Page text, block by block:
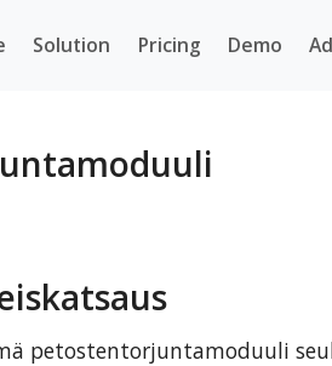
Solution Pricing Demo
petostentorjuntamoduuli